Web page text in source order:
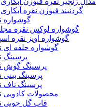
گردنبند فیوژن نقره
گوشواره
گوشواره لوکس نقره
گوشواره آویز نقره
گوشواره حلقه ای
پرسینگ
پرسینگ گوش
پرسینگ بینی
پرسینگ ناف
محصولات کادویی
قاب گل چوبی